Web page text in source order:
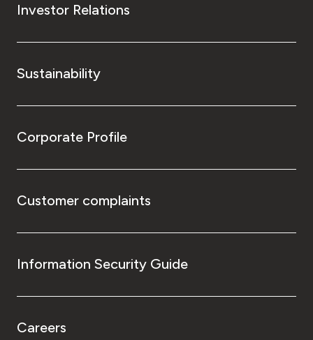
Investor Relations
Sustainability
Corporate Profile
Customer complaints
Information Security Guide
Careers